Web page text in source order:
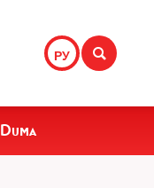
РУ
Duma